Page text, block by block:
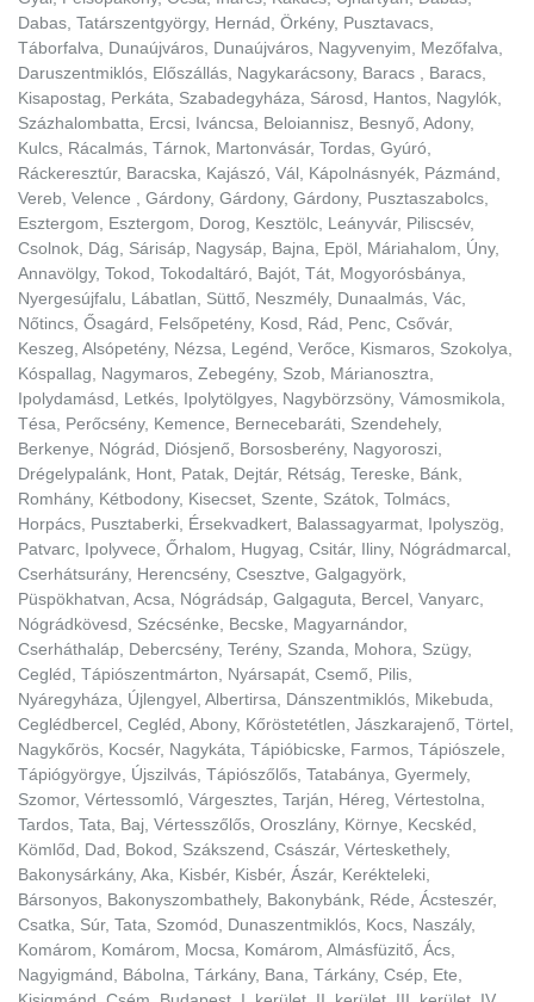
Dabas, Tatárszentgyörgy, Hernád, Örkény, Pusztavacs,
Táborfalva, Dunaújváros, Dunaújváros, Nagyvenyim, Mezőfalva,
Daruszentmiklós, Előszállás, Nagykarácsony, Baracs , Baracs,
Kisapostag, Perkáta, Szabadegyháza, Sárosd, Hantos, Nagylók,
Százhalombatta, Ercsi, Iváncsa, Beloiannisz, Besnyő, Adony,
Kulcs, Rácalmás, Tárnok, Martonvásár, Tordas, Gyúró,
Ráckeresztúr, Baracska, Kajászó, Vál, Kápolnásnyék, Pázmánd,
Vereb, Velence , Gárdony, Gárdony, Gárdony, Pusztaszabolcs,
Esztergom, Esztergom, Dorog, Kesztölc, Leányvár, Piliscsév,
Csolnok, Dág, Sárisáp, Nagysáp, Bajna, Epöl, Máriahalom, Úny,
Annavölgy, Tokod, Tokodaltáró, Bajót, Tát, Mogyorósbánya,
Nyergesújfalu, Lábatlan, Süttő, Neszmély, Dunaalmás, Vác,
Nőtincs, Ősagárd, Felsőpetény, Kosd, Rád, Penc, Csővár,
Keszeg, Alsópetény, Nézsa, Legénd, Verőce, Kismaros, Szokolya,
Kóspallag, Nagymaros, Zebegény, Szob, Márianosztra,
Ipolydamásd, Letkés, Ipolytölgyes, Nagybörzsöny, Vámosmikola,
Tésa, Perőcsény, Kemence, Bernecebaráti, Szendehely,
Berkenye, Nógrád, Diósjenő, Borsosberény, Nagyoroszi,
Drégelypalánk, Hont, Patak, Dejtár, Rétság, Tereske, Bánk,
Romhány, Kétbodony, Kisecset, Szente, Szátok, Tolmács,
Horpács, Pusztaberki, Érsekvadkert, Balassagyarmat, Ipolyszög,
Patvarc, Ipolyvece, Őrhalom, Hugyag, Csitár, Iliny, Nógrádmarcal,
Cserhátsurány, Herencsény, Csesztve, Galgagyörk,
Püspökhatvan, Acsa, Nógrádsáp, Galgaguta, Bercel, Vanyarc,
Nógrádkövesd, Szécsénke, Becske, Magyarnándor,
Cserháthaláp, Debercsény, Terény, Szanda, Mohora, Szügy,
Cegléd, Tápiószentmárton, Nyársapát, Csemő, Pilis,
Nyáregyháza, Újlengyel, Albertirsa, Dánszentmiklós, Mikebuda,
Ceglédbercel, Cegléd, Abony, Kőröstetétlen, Jászkarajenő, Törtel,
Nagykőrös, Kocsér, Nagykáta, Tápióbicske, Farmos, Tápiószele,
Tápiógyörgye, Újszilvás, Tápiószőlős, Tatabánya, Gyermely,
Szomor, Vértessomló, Várgesztes, Tarján, Héreg, Vértestolna,
Tardos, Tata, Baj, Vértesszőlős, Oroszlány, Környe, Kecskéd,
Kömlőd, Dad, Bokod, Szákszend, Császár, Vérteskethely,
Bakonysárkány, Aka, Kisbér, Kisbér, Ászár, Kerékteleki,
Bársonyos, Bakonyszombathely, Bakonybánk, Réde, Ácsteszér,
Csatka, Súr, Tata, Szomód, Dunaszentmiklós, Kocs, Naszály,
Komárom, Komárom, Mocsa, Komárom, Almásfüzitő, Ács,
Nagyigmánd, Bábolna, Tárkány, Bana, Tárkány, Csép, Ete,